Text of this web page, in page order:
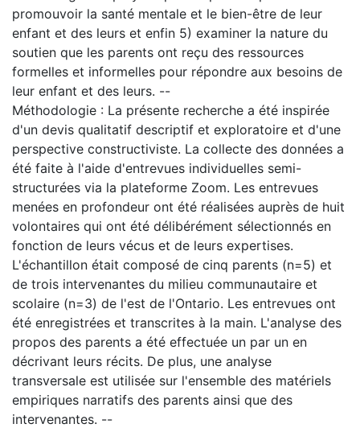
promouvoir la santé mentale et le bien-être de leur
enfant et des leurs et enfin 5) examiner la nature du
soutien que les parents ont reçu des ressources
formelles et informelles pour répondre aux besoins de
leur enfant et des leurs. --
Méthodologie : La présente recherche a été inspirée
d'un devis qualitatif descriptif et exploratoire et d'une
perspective constructiviste. La collecte des données a
été faite à l'aide d'entrevues individuelles semi-
structurées via la plateforme Zoom. Les entrevues
menées en profondeur ont été réalisées auprès de huit
volontaires qui ont été délibérément sélectionnés en
fonction de leurs vécus et de leurs expertises.
L'échantillon était composé de cinq parents (n=5) et
de trois intervenantes du milieu communautaire et
scolaire (n=3) de l'est de l'Ontario. Les entrevues ont
été enregistrées et transcrites à la main. L'analyse des
propos des parents a été effectuée un par un en
décrivant leurs récits. De plus, une analyse
transversale est utilisée sur l'ensemble des matériels
empiriques narratifs des parents ainsi que des
intervenantes. --